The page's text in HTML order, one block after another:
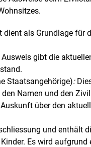
als Grundlage für
gibt die
Staatsangehörige):
Namen und den
über den
und enthält
Es wird aufgrund